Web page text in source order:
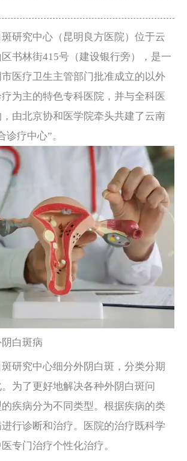
研究中心（昆明良方医院）位于云
书林街415号（建设银行旁），是一
医疗卫生主管部门批准成立的以外
为主的特色专科医院，并与全科医
由北京协和医学院牵头共建了云南
诊疗中心”。
白斑病
研究中心细分外阴白斑，分类分期
为了更好地解决各种外阴白斑问
疾病分为不同类型。根据疾病的类
行诊断和治疗。医院的治疗既科学
专门治疗个性化治疗。